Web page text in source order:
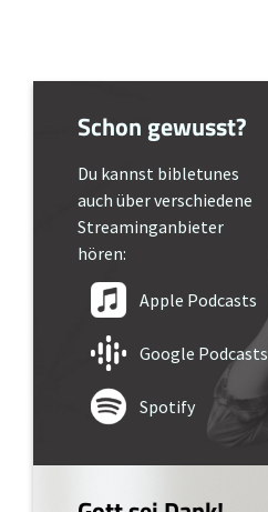
Schon gewusst?
Du kannst bibletunes
auch über verschiedene
Streaminganbieter
hören:
Apple Podcasts
Google Podcasts
Spotify